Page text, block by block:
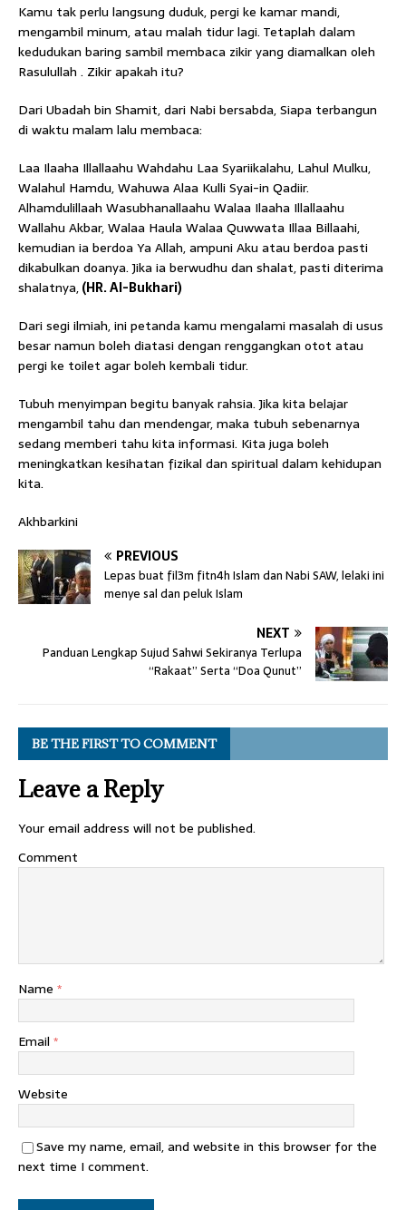
Kamu tak perlu langsung duduk, pergi ke kamar mandi,
mengambil minum, atau malah tidur lagi. Tetaplah dalam
kedudukan baring sambil membaca zikir yang diamalkan oleh
Rasulullah . Zikir apakah itu?
Dari Ubadah bin Shamit, dari Nabi bersabda, Siapa terbangun
di waktu malam lalu membaca:
Laa Ilaaha Illallaahu Wahdahu Laa Syariikalahu, Lahul Mulku,
Walahul Hamdu, Wahuwa Alaa Kulli Syai-in Qadiir.
Alhamdulillaah Wasubhanallaahu Walaa Ilaaha Illallaahu
Wallahu Akbar, Walaa Haula Walaa Quwwata Illaa Billaahi,
kemudian ia berdoa Ya Allah, ampuni Aku atau berdoa pasti
dikabulkan doanya. Jika ia berwudhu dan shalat, pasti diterima
shalatnya,(HR. Al-Bukhari)
Dari segi ilmiah, ini petanda kamu mengalami masalah di usus
besar namun boleh diatasi dengan renggangkan otot atau
pergi ke toilet agar boleh kembali tidur.
Tubuh menyimpan begitu banyak rahsia. Jika kita belajar
mengambil tahu dan mendengar, maka tubuh sebenarnya
sedang memberi tahu kita informasi. Kita juga boleh
meningkatkan kesihatan fizikal dan spiritual dalam kehidupan
kita.
Akhbarkini
PREVIOUS
Lepas buat fil3m fitn4h Islam dan Nabi SAW, lelaki ini
menye sal dan peluk Islam
NEXT
Panduan Lengkap Sujud Sahwi Sekiranya Terlupa
“Rakaat” Serta “Doa Qunut”
BE THE FIRST TO COMMENT
Leave a Reply
Your email address will not be published.
Comment
Name *
Email *
Website
Save my name, email, and website in this browser for the
next time I comment.